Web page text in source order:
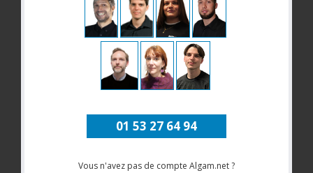
01 53 27 64 94
Vous n'avez pas de compte Algam.net ?